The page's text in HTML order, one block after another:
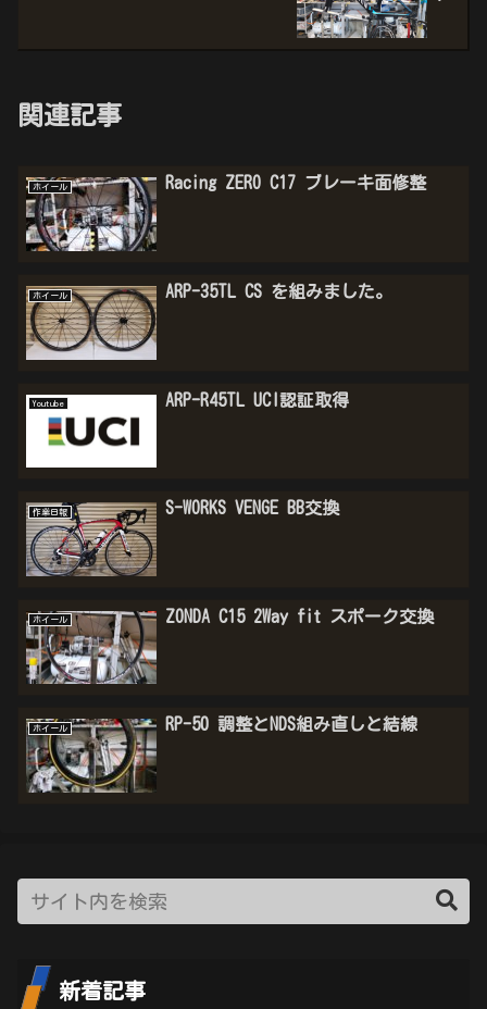
関連記事
ホイール Racing ZERO C17 ブレーキ面修整
ホイール ARP-35TL CS を組みました。
Youtube ARP-R45TL UCI認証取得
作業日報 S-WORKS VENGE BB交換
ホイール ZONDA C15 2Way fit スポーク交換
ホイール RP-50 調整とNDS組み直しと結線
新着記事